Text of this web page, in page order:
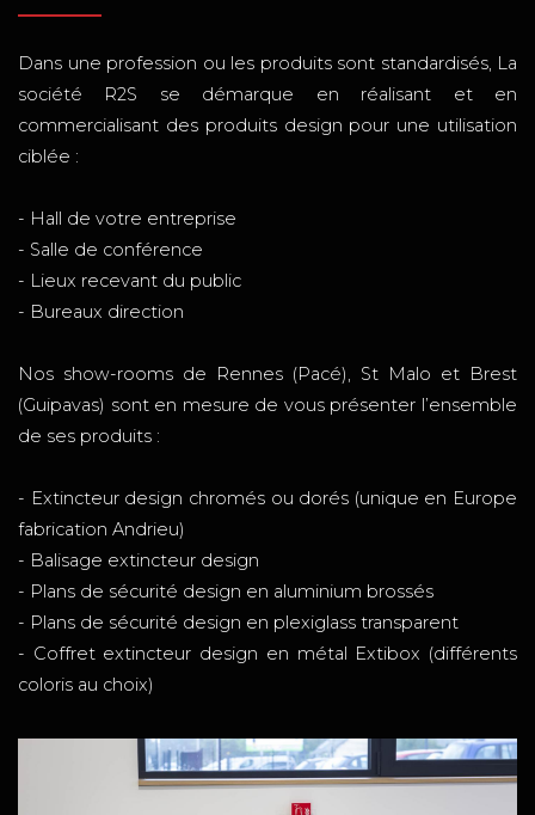
Dans une profession ou les produits sont standardisés, La
société R2S se démarque en réalisant et en
commercialisant des produits design pour une utilisation
ciblée :
- Hall de votre entreprise
- Salle de conférence
- Lieux recevant du public
- Bureaux direction
Nos show-rooms de Rennes (Pacé), St Malo et Brest
(Guipavas) sont en mesure de vous présenter l’ensemble
de ses produits :
- Extincteur design chromés ou dorés (unique en Europe
fabrication Andrieu)
- Balisage extincteur design
- Plans de sécurité design en aluminium brossés
- Plans de sécurité design en plexiglass transparent
- Coffret extincteur design en métal Extibox (différents
coloris au choix)